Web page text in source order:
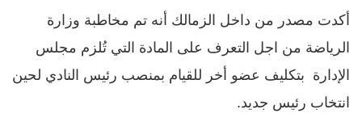
أكدت مصدر من داخل الزمالك أنه تم مخاطبة وزارة
الرياضة من اجل التعرف على المادة التي تُلزم مجلس
الإدارة بتكليف عضو أخر للقيام بمنصب رئيس النادي لحين
انتخاب رئيس جديد.